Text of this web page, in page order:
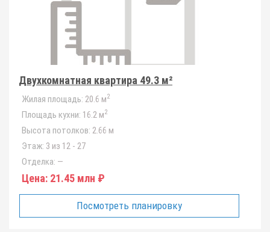
Двухкомнатная квартира 49.3 м²
Жилая площадь: 20.6 м2
Площадь кухни: 16.2 м2
Высота потолков: 2.66 м
Этаж: 3 из 12 - 27
Отделка: —
Цена: 21.45 млн ₽
Посмотреть планировку